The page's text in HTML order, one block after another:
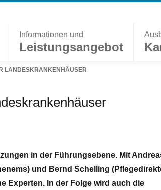
Informationen und
Leistungsangebot
LANDESKRANKENHÄUSER
in der Führungsebene. Mit
und Bernd Schelling
Experten. In der Folge wird auch die